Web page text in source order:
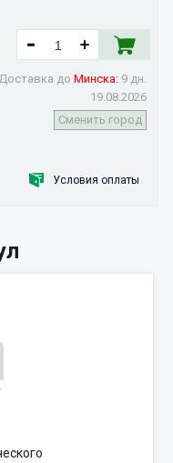
Доставка до Минска: 9 дн.
19.08.2026
Сменить город
Условия оплаты